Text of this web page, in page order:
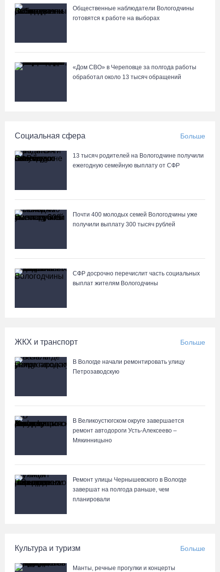
Общественные наблюдатели Вологодчины
готовятся к работе на выборах
«Дом СВО» в Череповце за полгода работы
обработал около 13 тысяч обращений
Социальная сфера Больше
13 тысяч родителей на Вологодчине получили
ежегодную семейную выплату от СФР
Почти 400 молодых семей Вологодчины уже
получили выплату 300 тысяч рублей
СФР досрочно перечислит часть социальных
выплат жителям Вологодчины
ЖКХ и транспорт Больше
В Вологде начали ремонтировать улицу
Петрозаводскую
В Великоустюгском округе завершается
ремонт автодороги Усть-Алексеево –
Мякинницыно
Ремонт улицы Чернышевского в Вологде
завершат на полгода раньше, чем
планировали
Культура и туризм Больше
Манты, речные прогулки и концерты